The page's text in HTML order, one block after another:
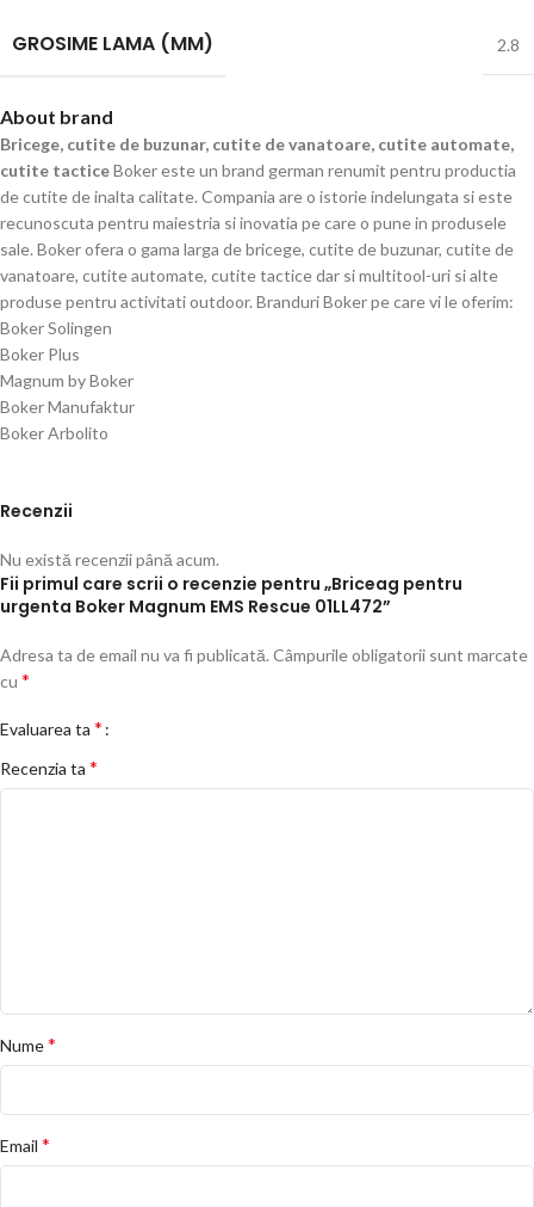
GROSIME LAMA (MM) 2.8
About brand
Bricege, cutite de buzunar, cutite de vanatoare, cutite automate,
cutite tacticeBoker este un brand german renumit pentru productia
de cutite de inalta calitate. Compania are o istorie indelungata si este
recunoscuta pentru maiestria si inovatia pe care o pune in produsele
sale. Boker ofera o gama larga de bricege, cutite de buzunar, cutite de
vanatoare, cutite automate, cutite tactice dar si multitool-uri si alte
produse pentru activitati outdoor. Branduri Boker pe care vi le oferim:
Boker Solingen
Boker Plus
Magnum by Boker
Boker Manufaktur
Boker Arbolito
Recenzii
Nu există recenzii până acum.
Fii primul care scrii o recenzie pentru „Briceag pentru
urgenta Boker Magnum EMS Rescue 01LL472”
Adresa ta de email nu va fi publicată. Câmpurile obligatorii sunt marcate
cu *
Evaluarea ta *
Recenzia ta *
Nume*
Email *